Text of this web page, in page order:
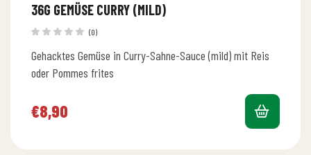
36G GEMÜSE CURRY (MILD)
(0)
Gehacktes Gemüse in Curry-Sahne-Sauce (mild) mit Reis
oder Pommes frites
€8,90